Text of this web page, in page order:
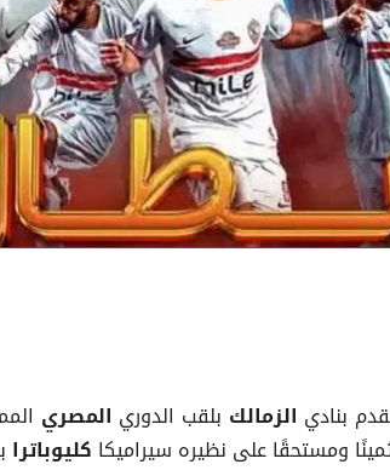
بنادي الزمالك بلقب الدوري المصري
ومستحقًا على نظيره سيراميكا كليوباترا